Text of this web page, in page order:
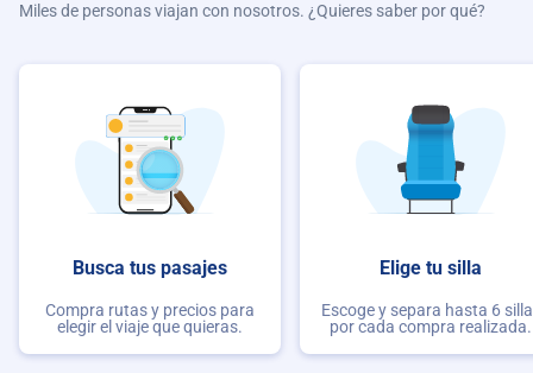
Miles de personas viajan con nosotros. ¿Quieres saber por qué?
Busca tus pasajes
Compra rutas y precios para
elegir el viaje que quieras.
Elige tu silla
Escoge y separa hasta 6
por cada compra realizada.